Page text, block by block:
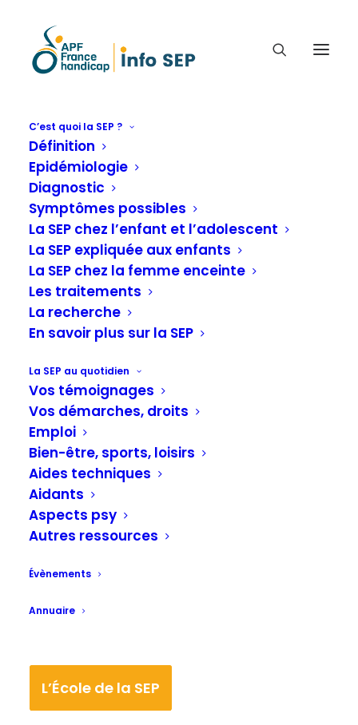
C’est quoi la SEP ?
Définition
Epidémiologie
Diagnostic
Symptômes possibles
La SEP chez l’enfant et l’adolescent
La SEP expliquée aux enfants
La SEP chez la femme enceinte
Les traitements
La recherche
En savoir plus sur la SEP
La SEP au quotidien
Vos témoignages
Vos démarches, droits
Emploi
Bien-être, sports, loisirs
Aides techniques
Aidants
Aspects psy
Autres ressources
Évènements
Annuaire
L’École de la SEP
MARCHER POUR RÉCUPÉRER
DE LA RAPIDITÉ D’ESPRIT
Dernières actualités,Infos sur la recherche
Marcher pour récupérer de la rapidité d’esprit
mettre en avant les avantages de
l’exercice pour les patients atteints
de sclérose en plaques (SEP).
Cette équipe de neurologues de la
Fondation Kessler (New Jersey)
démontre qu’un programme à
distance de marche aérobique
de traitement cognitif chez ces
personnes atteintes de sclérose en
revue Multiple Sclerosis and